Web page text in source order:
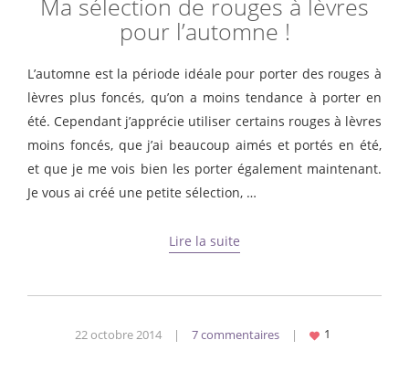
Ma sélection de rouges à lèvres
pour l’automne !
L’automne est la période idéale pour porter des rouges à
lèvres plus foncés, qu’on a moins tendance à porter en
été. Cependant j’apprécie utiliser certains rouges à lèvres
moins foncés, que j’ai beaucoup aimés et portés en été,
et que je me vois bien les porter également maintenant.
Je vous ai créé une petite sélection, …
Lire la suite
22 octobre 2014 | 7 commentaires |